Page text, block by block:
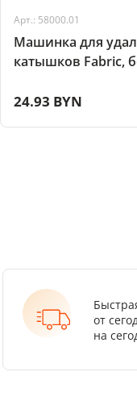
Арт.: 58000.01
Машинка для
катышков Fabric,
24.93 BYN
от
на